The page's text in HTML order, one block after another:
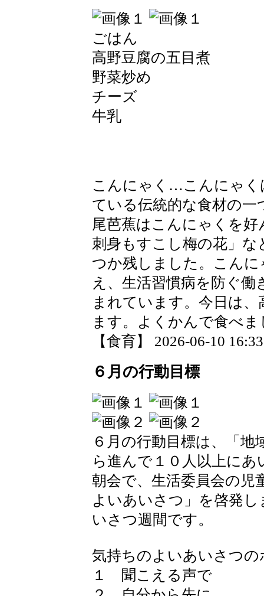
ごはん
高野豆腐の五目煮
野菜炒め
チーズ
牛乳
こんにゃく…こんにゃく
ている伝統的な食材の一
尾芭蕉はこんにゃくを
刺身もすこし梅の花」
つか残しました。こん
え、生活習慣病を防ぐ
まれています。今日は
ます。よくかんで食べ
【食育】 2026-06-10
６月の行動目標
６月の行動目標は、「
ら進んで１０人以上に
朝会で、生活委員会の児
よいあいさつ」を啓発し
いさつ週間です。
気持ちのよいあいさつ
１ 聞こえる声で